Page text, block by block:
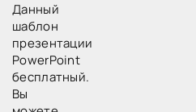
Данный
шаблон
презентации
PowerPoint
бесплатный.
Вы